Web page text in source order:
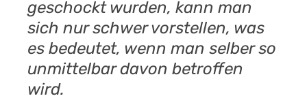
geschockt wurden, kann man
sich nur schwer vorstellen, was
es bedeutet, wenn man selber so
unmittelbar davon betroffen
wird.